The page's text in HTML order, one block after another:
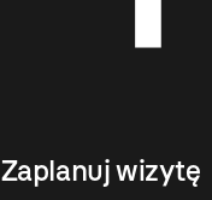
Zaplanuj wizytę